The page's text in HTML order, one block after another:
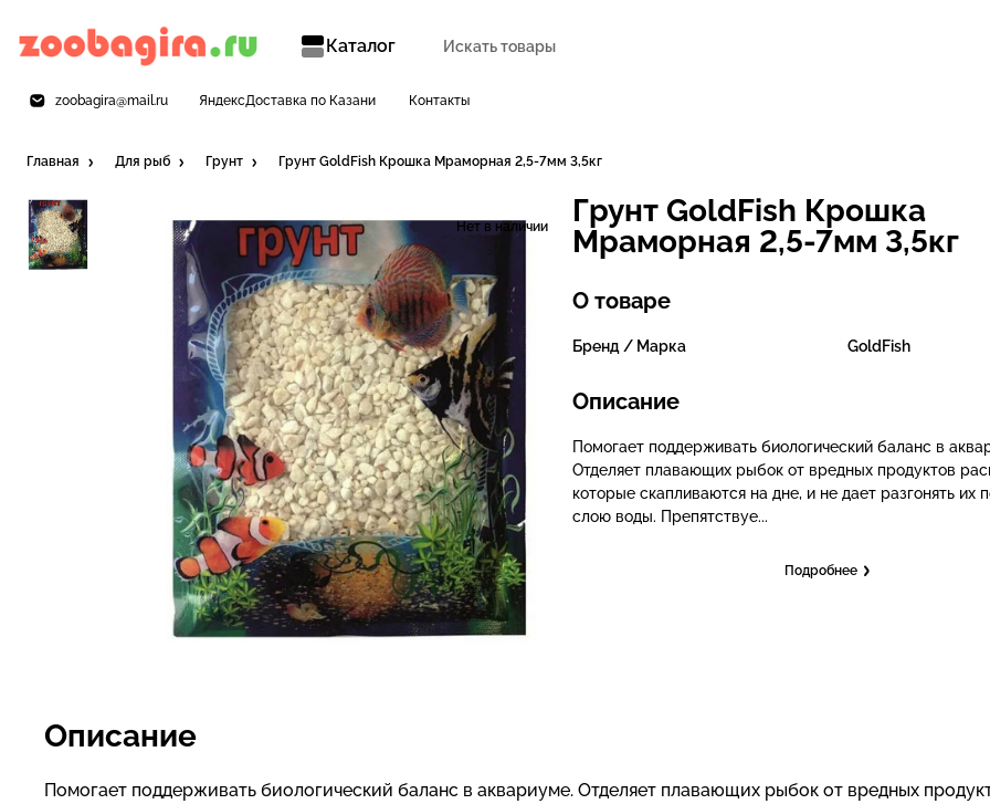
Каталог
zoobagira@mail.ru ЯндексДоставка по Казани Контакты
Главная Для рыб Грунт Грунт GoldFish Крошка Мраморная 2,5-7мм 3,5кг
Нет в наличии
Грунт GoldFish Крошка
Мраморная 2,5-7мм 3,5кг
О товаре
Бренд / Марка GoldFish
Описание
Помогает поддерживать биологический баланс в
Отделяет плавающих рыбок от вредных продуктов
которые скапливаются на дне, и не дает разгонять их
слою воды. Препятствуе...
Подробнее
Описание
Помогает поддерживать биологический баланс в аквариуме. Отделяет плавающих рыбок от вредных